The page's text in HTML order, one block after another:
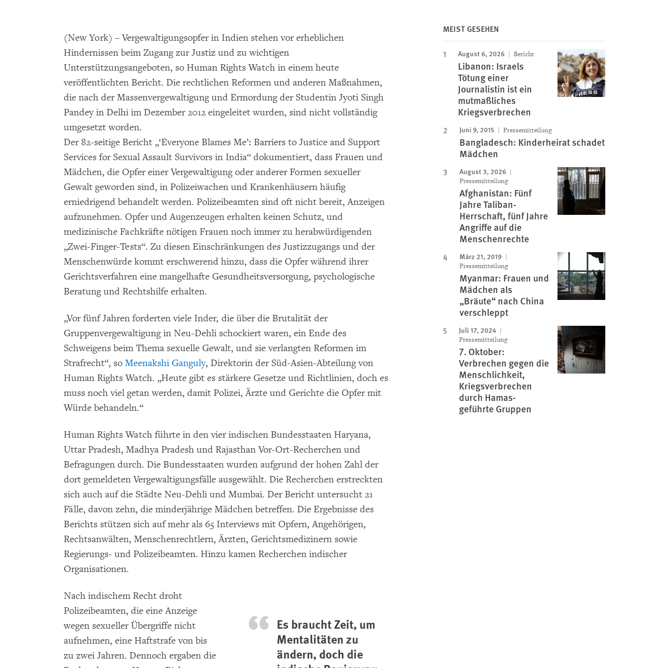
(New York) – Vergewaltigungsopfer in Indien stehen vor erheblichen
Hindernissen beim Zugang zur Justiz und zu wichtigen
Unterstützungsangeboten, so Human Rights Watch in einem heute
veröffentlichten Bericht. Die rechtlichen Reformen und anderen Maßnahmen,
die nach der Massenvergewaltigung und Ermordung der Studentin Jyoti Singh
Pandey in Delhi im Dezember 2012 eingeleitet wurden, sind nicht vollständig
umgesetzt worden.
Der 82-seitige Bericht „‘Everyone Blames Me’: Barriers to Justice and Support
Services for Sexual Assault Survivors in India“ dokumentiert, dass Frauen und
Mädchen, die Opfer einer Vergewaltigung oder anderer Formen sexueller
Gewalt geworden sind, in Polizeiwachen und Krankenhäusern häufig
erniedrigend behandelt werden. Polizeibeamten sind oft nicht bereit, Anzeigen
aufzunehmen. Opfer und Augenzeugen erhalten keinen Schutz, und
medizinische Fachkräfte nötigen Frauen noch immer zu herabwürdigenden
„Zwei-Finger-Tests“. Zu diesen Einschränkungen des Justizzugangs und der
Menschenwürde kommt erschwerend hinzu, dass die Opfer während ihrer
Gerichtsverfahren eine mangelhafte Gesundheitsversorgung, psychologische
Beratung und Rechtshilfe erhalten.
„Vor fünf Jahren forderten viele Inder, die über die Brutalität der
Gruppenvergewaltigung in Neu-Dehli schockiert waren, ein Ende des
Schweigens beim Thema sexuelle Gewalt, und sie verlangten Reformen im
Strafrecht“, so Meenakshi Ganguly, Direktorin der Süd-Asien-Abteilung von
Human Rights Watch. „Heute gibt es stärkere Gesetze und Richtlinien, doch es
muss noch viel getan werden, damit Polizei, Ärzte und Gerichte die Opfer mit
Würde behandeln.“
Human Rights Watch führte in den vier indischen Bundesstaaten Haryana,
Uttar Pradesh, Madhya Pradesh und Rajasthan Vor-Ort-Recherchen und
Befragungen durch. Die Bundesstaaten wurden aufgrund der hohen Zahl der
dort gemeldeten Vergewaltigungsfälle ausgewählt. Die Recherchen erstreckten
sich auch auf die Städte Neu-Dehli und Mumbai. Der Bericht untersucht 21
Fälle, davon zehn, die minderjährige Mädchen betreffen. Die Ergebnisse des
Berichts stützen sich auf mehr als 65 Interviews mit Opfern, Angehörigen,
Rechtsanwälten, Menschenrechtlern, Ärzten, Gerichtsmedizinern sowie
Regierungs- und Polizeibeamten. Hinzu kamen Recherchen indischer
Organisationen.
Es braucht Zeit, um
Mentalitäten zu
ändern, doch die
Nach indischem Recht droht
Polizeibeamten, die eine Anzeige
wegen sexueller Übergriffe nicht
aufnehmen, eine Haftstrafe von bis
zu zwei Jahren. Dennoch ergaben die
MEIST GESEHEN
August 6, 2026 Bericht
Libanon: Israels
Tötung einer
Journalistin ist ein
mutmaßliches
Kriegsverbrechen
Juni 9, 2015 Pressemitteilung
Bangladesch: Kinderheirat schadet
Mädchen
August 3, 2026
Pressemitteilung
Afghanistan: Fünf
Jahre Taliban-
Herrschaft, fünf Jahre
Angriffe auf die
Menschenrechte
März 21, 2019
Pressemitteilung
Myanmar: Frauen und
Mädchen als
„Bräute“ nach China
verschleppt
Juli 17, 2024
Pressemitteilung
7. Oktober:
Verbrechen gegen die
Menschlichkeit,
Kriegsverbrechen
durch Hamas-
geführte Gruppen